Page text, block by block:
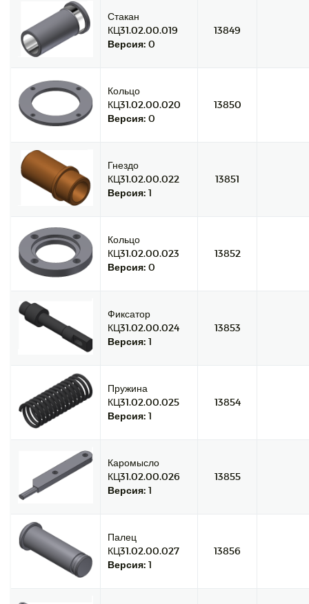
Стакан
КЦ31.02.00.019
Версия: 0
13849
Кольцо
КЦ31.02.00.020
Версия: 0
13850
Гнездо
КЦ31.02.00.022
Версия: 1
13851
Кольцо
КЦ31.02.00.023
Версия: 0
13852
Фиксатор
КЦ31.02.00.024
Версия: 1
13853
Пружина
КЦ31.02.00.025
Версия: 1
13854
Каромысло
КЦ31.02.00.026
Версия: 1
13855
Палец
КЦ31.02.00.027
Версия: 1
13856